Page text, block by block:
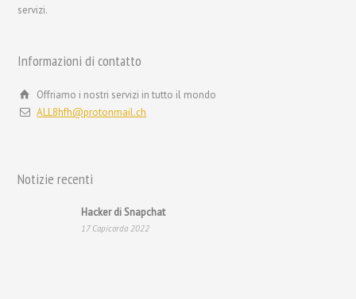
servizi.
Informazioni di contatto
Offriamo i nostri servizi in tutto il mondo
ALL8hfh@protonmail.ch
Notizie recenti
Hacker di Snapchat
17 Capicorda 2022
Română